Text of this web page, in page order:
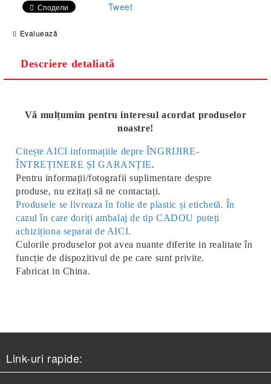
Сподели Tweet
Evaluează
Descriere detaliată
Vă mulțumim pentru interesul acordat produselor
noastre!
Citește AICI informațiile depre ÎNGRIJIRE-
ÎNTREȚINERE ȘI GARANȚIE.
Pentru informații/fotografii suplimentare despre
produse, nu ezitați să ne contactați.
Produsele se livreaza în folie de plastic și etichetă. În
cazul în care doriți ambalaj de tip CADOU puteți
achiziționa separat de AICI.
Culorile produselor pot avea nuante diferite in realitate în
funcție de dispozitivul de pe care sunt privite.
Fabricat in China.
Link-uri rapide: